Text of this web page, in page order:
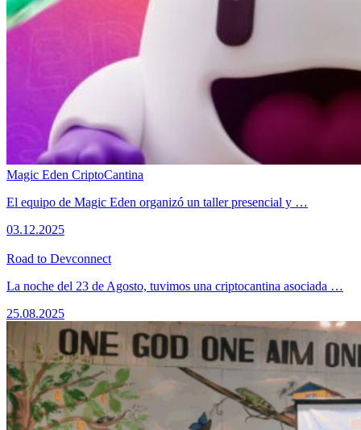
Magic Eden CriptoCantina
El equipo de Magic Eden organizó un taller presencial y …
03.12.2025
Road to Devconnect
La noche del 23 de Agosto, tuvimos una criptocantina asociada …
25.08.2025